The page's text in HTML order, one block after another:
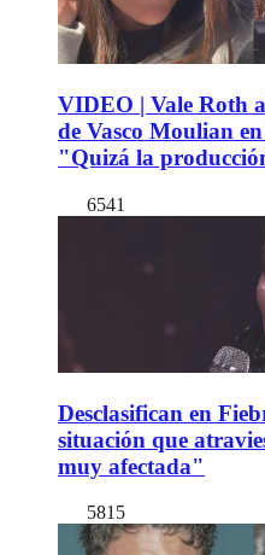
VIDEO | Vale Roth
de Vasco Moulian
"Quizá la
6541
Desclasifican en
situación que
muy afectada"
5815